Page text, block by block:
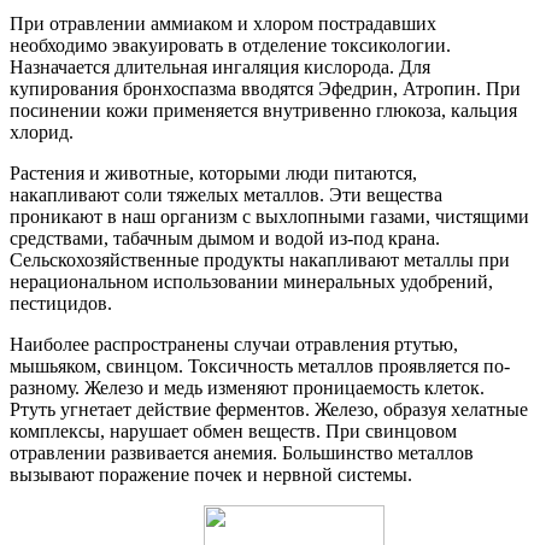
При отравлении аммиаком и хлором пострадавших
необходимо эвакуировать в отделение токсикологии.
Назначается длительная ингаляция кислорода. Для
купирования бронхоспазма вводятся Эфедрин, Атропин. При
посинении кожи применяется внутривенно глюкоза, кальция
хлорид.
Растения и животные, которыми люди питаются,
накапливают соли тяжелых металлов. Эти вещества
проникают в наш организм с выхлопными газами, чистящими
средствами, табачным дымом и водой из-под крана.
Сельскохозяйственные продукты накапливают металлы при
нерациональном использовании минеральных удобрений,
пестицидов.
Наиболее распространены случаи отравления ртутью,
мышьяком, свинцом. Токсичность металлов проявляется по-
разному. Железо и медь изменяют проницаемость клеток.
Ртуть угнетает действие ферментов. Железо, образуя хелатные
комплексы, нарушает обмен веществ. При свинцовом
отравлении развивается анемия. Большинство металлов
вызывают поражение почек и нервной системы.